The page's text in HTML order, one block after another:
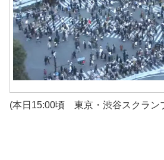
(本日15:00頃 東京・渋谷スクラン